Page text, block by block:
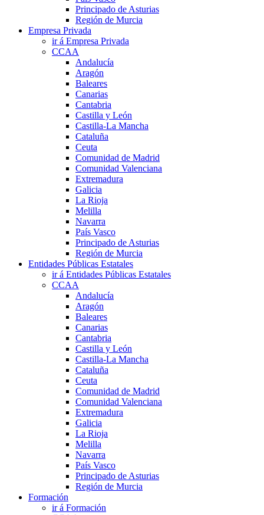
Principado de Asturias
Región de Murcia
Empresa Privada
ir á Empresa Privada
CCAA
Andalucía
Aragón
Baleares
Canarias
Cantabria
Castilla y León
Castilla-La Mancha
Cataluña
Ceuta
Comunidad de Madrid
Comunidad Valenciana
Extremadura
Galicia
La Rioja
Melilla
Navarra
País Vasco
Principado de Asturias
Región de Murcia
Entidades Públicas Estatales
ir á Entidades Públicas Estatales
CCAA
Andalucía
Aragón
Baleares
Canarias
Cantabria
Castilla y León
Castilla-La Mancha
Cataluña
Ceuta
Comunidad de Madrid
Comunidad Valenciana
Extremadura
Galicia
La Rioja
Melilla
Navarra
País Vasco
Principado de Asturias
Región de Murcia
Formación
ir á Formación